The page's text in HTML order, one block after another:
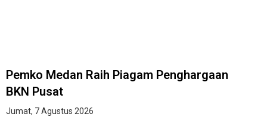
Pemko Medan Raih Piagam Penghargaan
BKN Pusat
Jumat, 7 Agustus 2026